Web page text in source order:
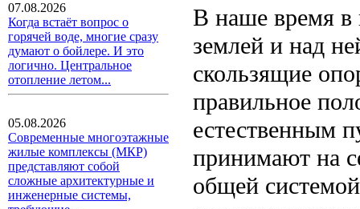
07.08.2026
Когда встаёт вопрос о
горячей воде, многие сразу
думают о бойлере. И это
логично. Центральное
отопление летом...
05.08.2026
Современные многоэтажные
жилые комплексы (МКР)
представляют собой
сложные архитектурные и
инженерные системы,
В наше время в
землей и над
скользящие
правильное
естественным
принимают на
общей